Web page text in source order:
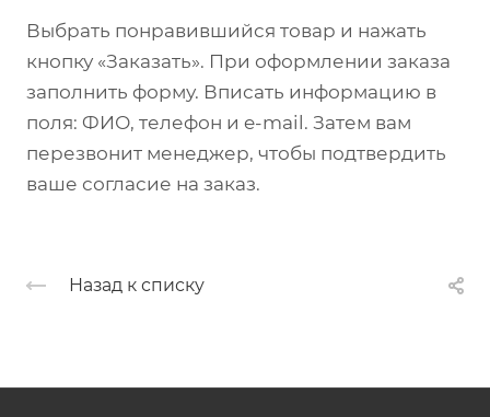
Выбрать понравившийся товар и нажать
кнопку «Заказать». При оформлении заказа
заполнить форму. Вписать информацию в
поля: ФИО, телефон и e-mail. Затем вам
перезвонит менеджер, чтобы подтвердить
ваше согласие на заказ.
Назад к списку